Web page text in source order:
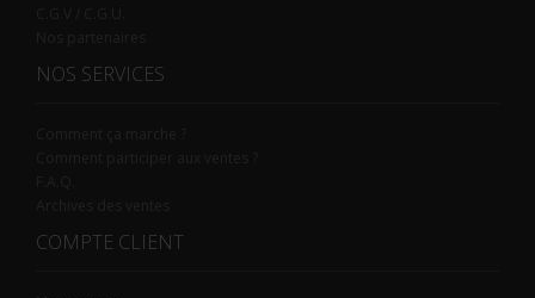
NOS SERVICES
COMPTE CLIENT